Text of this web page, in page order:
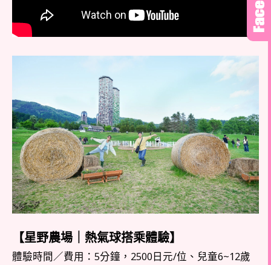
【星野農場｜熱氣球搭乘體驗】
體驗時間／費用：5分鐘，2500日元/位、兒童6~12歲